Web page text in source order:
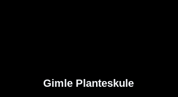
Gimle Planteskule